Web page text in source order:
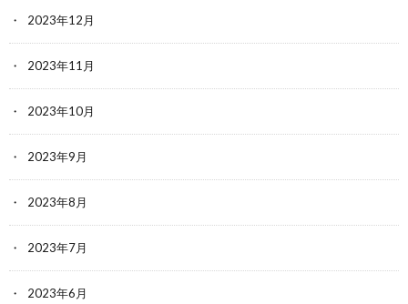
2023年12月
2023年11月
2023年10月
2023年9月
2023年8月
2023年7月
2023年6月